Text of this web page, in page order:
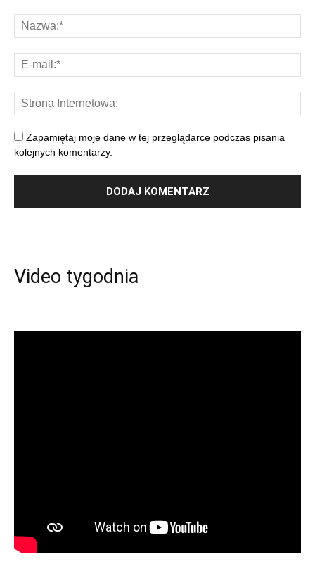
Zapamiętaj moje dane w tej przeglądarce podczas pisania
kolejnych komentarzy.
Video tygodnia